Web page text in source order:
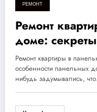
РЕМОНТ
Ремонт
доме:
пространство
жизни
Ремонт квартиры в
особенности панельных
нибудь задумывались,